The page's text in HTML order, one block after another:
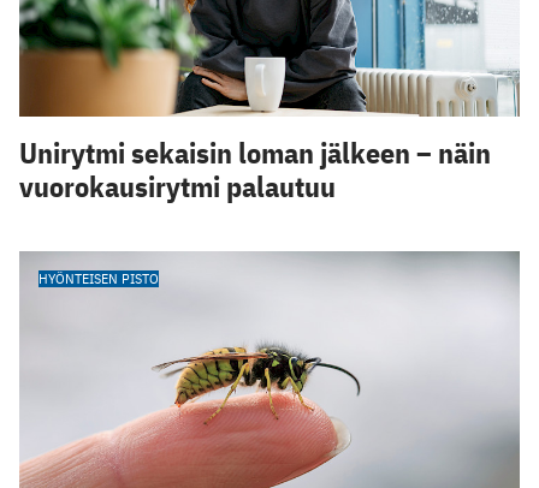
Unirytmi sekaisin loman jälkeen – näin
vuorokausirytmi palautuu
HYÖNTEISEN PISTO